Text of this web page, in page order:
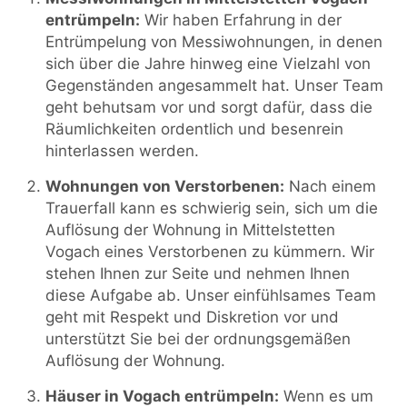
entrümpeln: Wir haben Erfahrung in der
Entrümpelung von Messiwohnungen, in denen
sich über die Jahre hinweg eine Vielzahl von
Gegenständen angesammelt hat. Unser Team
geht behutsam vor und sorgt dafür, dass die
Räumlichkeiten ordentlich und besenrein
hinterlassen werden.
Wohnungen von Verstorbenen: Nach einem
Trauerfall kann es schwierig sein, sich um die
Auflösung der Wohnung in Mittelstetten
Vogach eines Verstorbenen zu kümmern. Wir
stehen Ihnen zur Seite und nehmen Ihnen
diese Aufgabe ab. Unser einfühlsames Team
geht mit Respekt und Diskretion vor und
unterstützt Sie bei der ordnungsgemäßen
Auflösung der Wohnung.
Häuser in Vogach entrümpeln: Wenn es um